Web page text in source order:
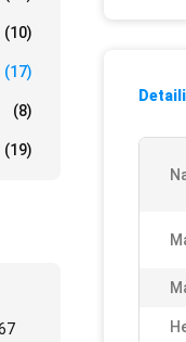
(10)
(17)
(8)
(19)